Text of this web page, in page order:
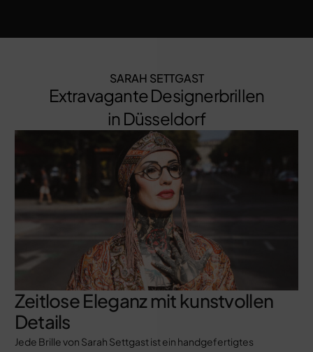
SARAH SETTGAST
Extravagante Designerbrillen
in Düsseldorf
Zeitlose Eleganz mit kunstvollen
Details
Jede Brille von Sarah Settgast ist ein handgefertigtes